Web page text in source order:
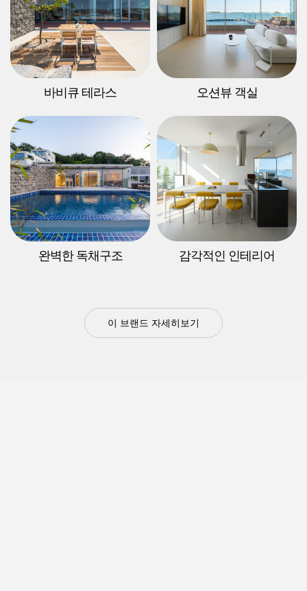
바비큐 테라스 오션뷰 객실
완벽한 독채구조 감각적인 인테리어
이 브랜드 자세히보기